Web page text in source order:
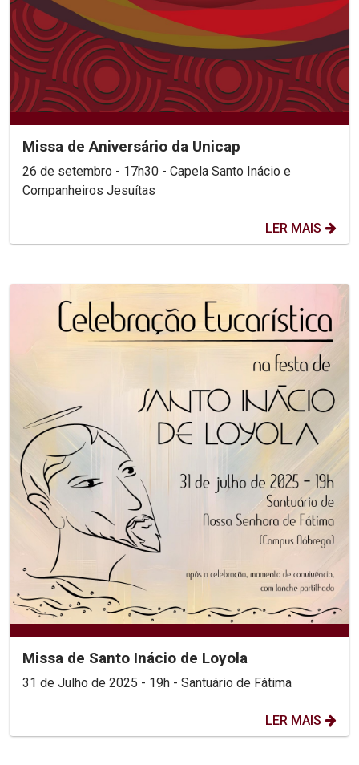
Missa de Aniversário da Unicap
26 de setembro - 17h30 - Capela Santo Inácio e
Companheiros Jesuítas
LER MAIS
Missa de Santo Inácio de Loyola
31 de Julho de 2025 - 19h - Santuário de Fátima
LER MAIS